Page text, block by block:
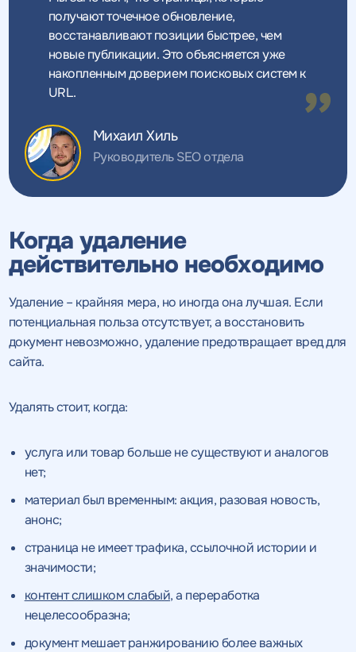
получают точечное обновление,
восстанавливают позиции быстрее, чем
новые публикации. Это объясняется уже
накопленным доверием поисковых систем к
URL.
Михаил Хиль
Руководитель SEO отдела
Когда удаление
действительно необходимо
Удаление – крайняя мера, но иногда она лучшая. Если
потенциальная польза отсутствует, а восстановить
документ невозможно, удаление предотвращает вред для
сайта.
Удалять стоит, когда:
услуга или товар больше не существуют и аналогов
нет;
материал был временным: акция, разовая новость,
анонс;
страница не имеет трафика, ссылочной истории и
значимости;
контент слишком слабый,а переработка
нецелесообразна;
документ мешает ранжированию более важных